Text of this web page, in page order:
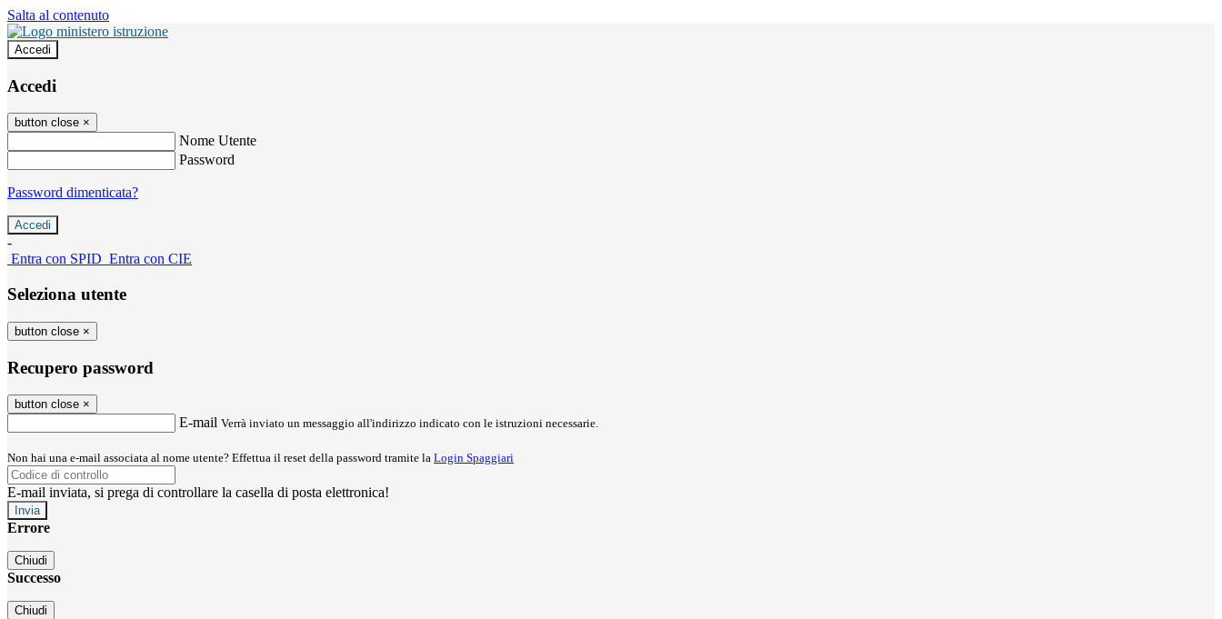
Salta al contenuto
Accedi
Accedi
button close ×
Nome Utente
Password
Password dimenticata?
-
Entra con SPID Entra con CIE
Seleziona utente
button close ×
Recupero password
button close ×
E-mail Verrà inviato un messaggio all'indirizzo indicato con le istruzioni necessarie.
Non hai una e-mail associata al nome utente? Effettua il reset della password tramite la Login Spaggiari
E-mail inviata, si prega di controllare la casella di posta elettronica!
Errore
Chiudi
Successo
Chiudi